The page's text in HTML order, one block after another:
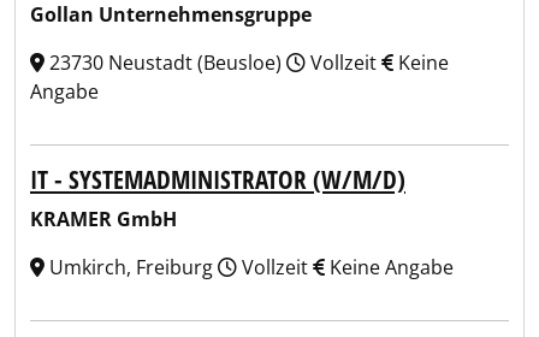
Gollan Unternehmensgruppe
23730 Neustadt (Beusloe)
Vollzeit
Keine
Angabe
IT - SYSTEMADMINISTRATOR (W/M/D)
KRAMER GmbH
Umkirch, Freiburg
Vollzeit Keine Angabe